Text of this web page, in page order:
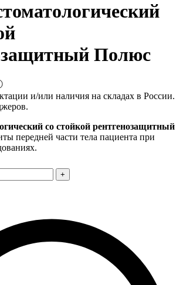
Полюс
и/или наличия на складах в России.
со стойкой рентгенозащитный
передней части тела пациента при